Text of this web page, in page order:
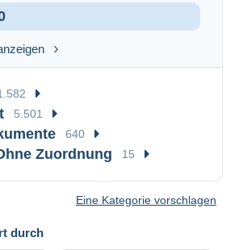
durch
5.501
640
Zuordnung 15
Eine Kategorie vorschlagen